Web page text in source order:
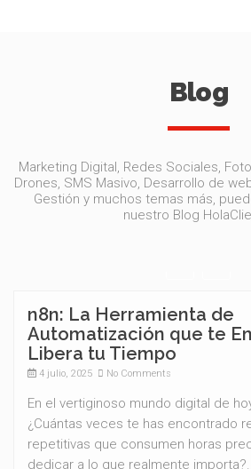
Blog
Marketing Digital, Redes Sociales,
Drones, SMS Masivo, Desarrollo de
Gestión y muchos temas más,
nuestro Blog
n8n: La Herramienta de
Automatización que te
Libera tu Tiempo
4 julio, 2025 No Comments
En el vertiginoso mundo digital de
¿Cuántas veces te has encontrado
repetitivas que consumen horas
dedicar a lo que realmente